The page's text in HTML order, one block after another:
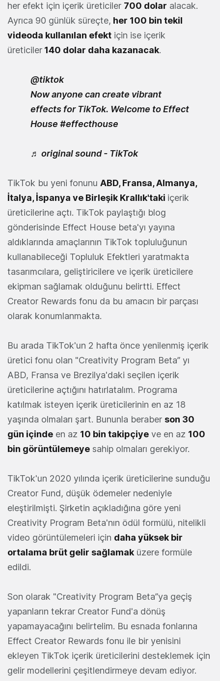
her efekt için içerik üreticiler 700 dolar alacak.
Ayrıca 90 günlük süreçte, her 100 bin tekil
videoda kullanılan efekt için ise içerik
üreticiler 140 dolar daha kazanacak.
@tiktok
Now anyone can create vibrant
effects for TikTok. Welcome to Effect
House #effecthouse
♬ original sound - TikTok
TikTok bu yeni fonunu ABD, Fransa, Almanya,
İtalya, İspanya ve Birleşik Krallık'taki içerik
üreticilerine açtı. TikTok paylaştığı blog
gönderisinde Effect House beta'yı yayına
aldıklarında amaçlarının TikTok topluluğunun
kullanabileceği Topluluk Efektleri yaratmakta
tasarımcılara, geliştiricilere ve içerik üreticilere
ekipman sağlamak olduğunu belirtti. Effect
Creator Rewards fonu da bu amacın bir parçası
olarak konumlanmakta.
Bu arada TikTok'un 2 hafta önce yenilenmiş içerik
üretici fonu olan "Creativity Program Beta” yı
ABD, Fransa ve Brezilya'daki seçilen içerik
üreticilerine açtığını hatırlatalım. Programa
katılmak isteyen içerik üreticilerinin en az 18
yaşında olmaları şart. Bununla beraber son 30
gün içinde en az 10 bin takipçiye ve en az 100
bin görüntülemeye sahip olmaları gerekiyor.
TikTok'un 2020 yılında içerik üreticilerine sunduğu
Creator Fund, düşük ödemeler nedeniyle
eleştirilmişti. Şirketin açıkladığına göre yeni
Creativity Program Beta'nın ödül formülü, nitelikli
video görüntülemeleri için daha yüksek bir
ortalama brüt gelir sağlamak üzere formüle
edildi.
Son olarak "Creativity Program Beta”ya geçiş
yapanların tekrar Creator Fund'a dönüş
yapamayacağını belirtelim. Bu esnada fonlarına
Effect Creator Rewards fonu ile bir yenisini
ekleyen TikTok içerik üreticilerini desteklemek için
gelir modellerini çeşitlendirmeye devam ediyor.